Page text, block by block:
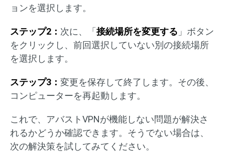
ョンを選択します。
ステップ2： 次に、「接続場所を変更する 」ボタン
をクリックし、前回選択していない別の接続場所
を選択します。
ステップ3： 変更を保存して終了します。その後、
コンピューターを再起動します。
これで、アバストVPNが機能しない問題が解決さ
れるかどうか確認できます。そうでない場合は、
次の解決策を試してみてください。